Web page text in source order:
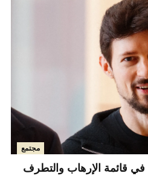
مجتمع
قائمة الإرهاب والتطرف